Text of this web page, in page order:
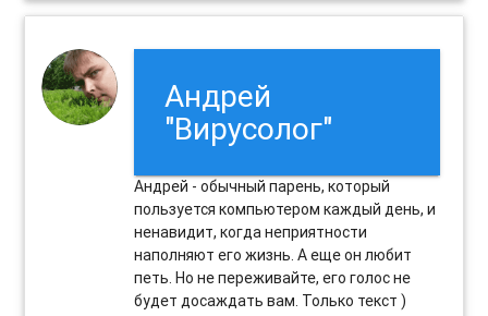
Андрей
"Вирусолог"
Андрей - обычный парень, который
пользуется компьютером каждый день, и
ненавидит, когда неприятности
наполняют его жизнь. А еще он любит
петь. Но не переживайте, его голос не
будет досаждать вам. Только текст )